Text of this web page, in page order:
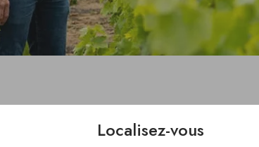
// France
Localisez-vous